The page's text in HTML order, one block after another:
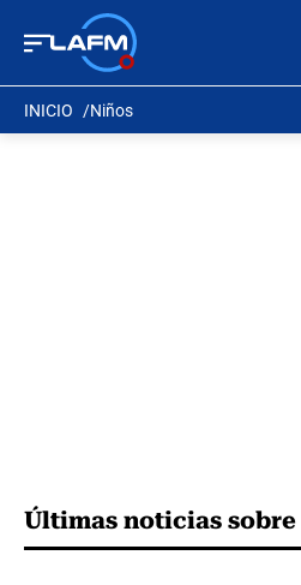
INICIO Niños
Últimas noticias sobre